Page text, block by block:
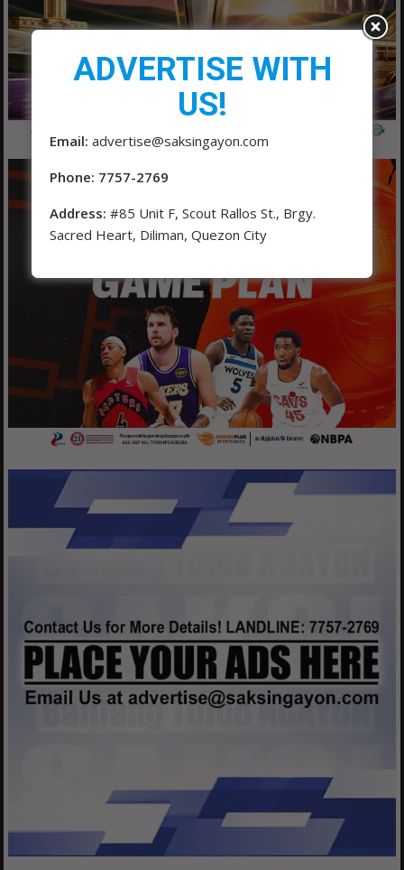
ADVERTISE WITH
US!
Email: advertise@saksingayon.com
Phone: 7757-2769
Address: #85 Unit F, Scout Rallos St., Brgy.
Sacred Heart, Diliman, Quezon City